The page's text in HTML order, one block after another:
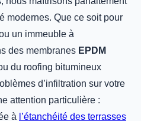
modernes. Que ce soit pour
un immeuble à
des membranes EPDM
du roofing bitumineux
d’infiltration sur votre
attention particulière :
à l’étanchéité des terrasses